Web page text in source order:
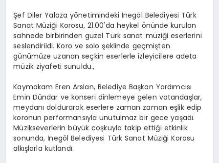
Şef Diler Yalaza yönetimindeki İnegöl Belediyesi Türk
Sanat Müziği Korosu, 21.00'da heykel önünde kurulan
sahnede birbirinden güzel Türk sanat müziği eserlerini
seslendirildi. Koro ve solo şeklinde geçmişten
günümüze uzanan seçkin eserlerle izleyicilere adeta
müzik ziyafeti sunuldu.,
Kaymakam Eren Arslan, Belediye Başkan Yardımcısı
Emin Dündar ve konseri dinlemeye gelen vatandaşlar,
meydanı doldurarak eserlere zaman zaman eşlik edip
koronun performansıyla unutulmaz bir gece yaşadı.
Müzikseverlerin büyük coşkuyla takip ettiği etkinlik
sonunda, İnegöl Belediyesi Türk Sanat Müziği Korosu
alkışlarla kutlandı.